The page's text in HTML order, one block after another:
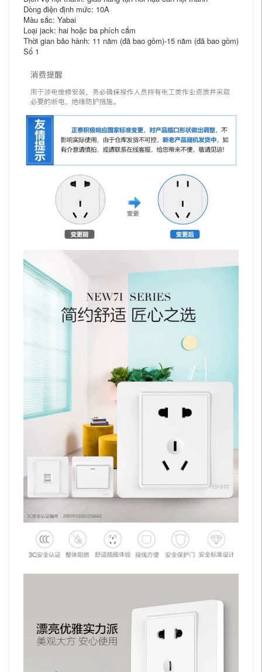
Dòng điện định mức: 10A
Màu sắc: Yabai
Loại jack: hai hoặc ba phích cắm
Thời gian bảo hành: 11 năm (đã bao gồm)-15 năm (đã bao gồm)
Số 1